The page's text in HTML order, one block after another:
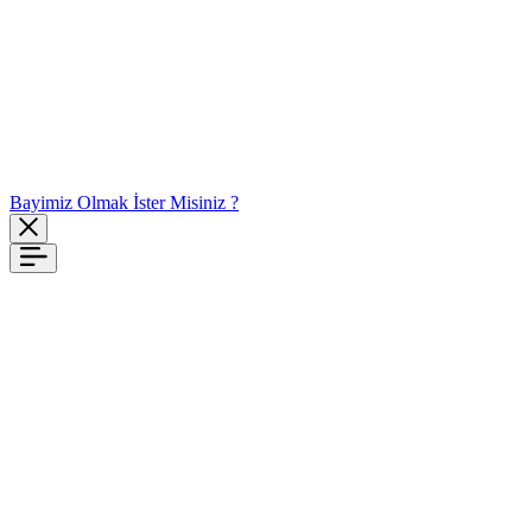
Bayimiz Olmak İster Misiniz ?